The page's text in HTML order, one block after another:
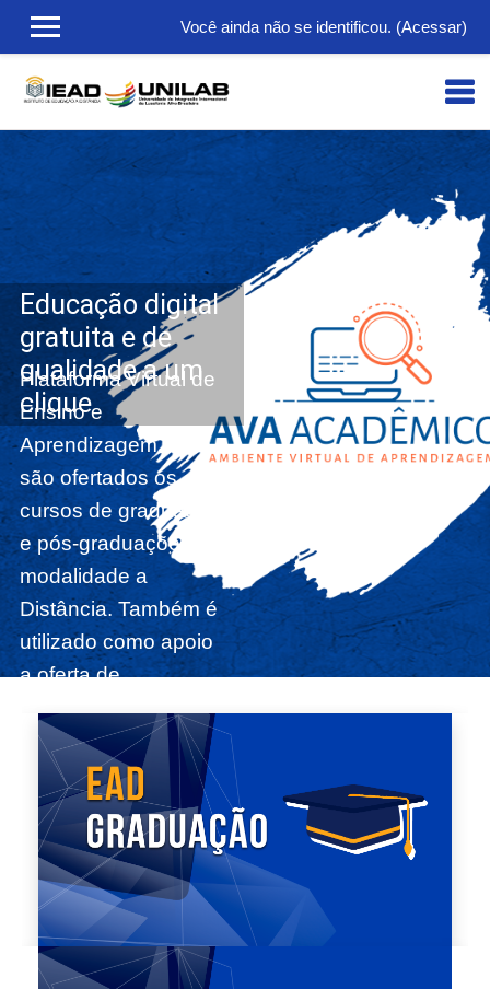
Você ainda não se identificou. (Acessar)
Educação digital
gratuita e de
qualidade a um
clique
Plataforma Virtual de
Ensino e
Aprendizagem onde
são ofertados os
cursos de graduação
e pós-graduações na
modalidade a
Distância. Também é
utilizado como apoio
a oferta de
cursos
presenciais.Para ter
acesso ao AVA
Acadêmico é
necessário estar
regularmente
matriculado no
Sigaa.